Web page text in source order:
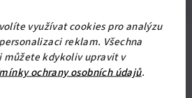
využívat cookies pro analýzu
reklam. Všechna
můžete kdykoliv upravit v
ochrany osobních údajů.